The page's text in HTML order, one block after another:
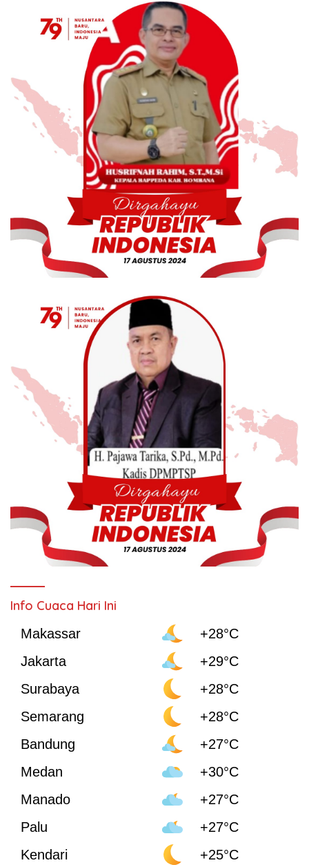
Info Cuaca Hari Ini
Makassar
+28°C
Jakarta
+29°C
Surabaya
+28°C
Semarang
+28°C
Bandung
+27°C
Medan
+30°C
Manado
+27°C
Palu
+27°C
Kendari
+25°C